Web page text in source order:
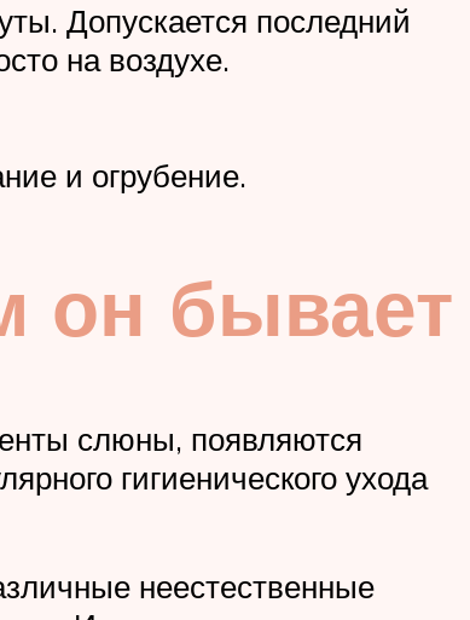
Допускается последний
на воздухе.
и огрубение.
он бывает
слюны, появляются
гигиенического ухода
неестественные